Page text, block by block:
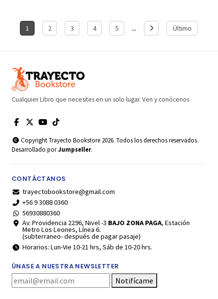
1 2 3 4 5 ... Último
Cualquier Libro que necesites en un solo lugar. Ven y conócenos
Copyright Trayecto Bookstore 2026. Todos los derechos reservados.
Desarrollado porJumpseller.
CONTÁCTANOS
trayectobookstore@gmail.com
+56 9 3088 0360
56930880360
Av. Providencia 2296, Nivel -3 BAJO ZONA PAGA, Estación
Metro Los Leones, Línea 6.
(subterraneo- después de pagar pasaje)
Horarios: Lun-Vie 10-21 hrs, Sáb de 10-20 hrs.
ÚNASE A NUESTRA NEWSLETTER
Notifícame